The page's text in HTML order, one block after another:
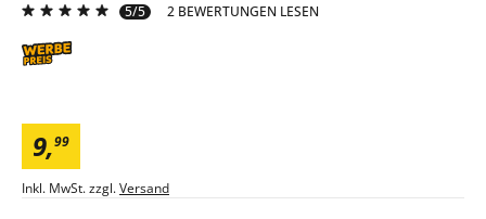
5/5
2 BEWERTUNGEN LESEN
9,99
Inkl. MwSt. zzgl.Versand